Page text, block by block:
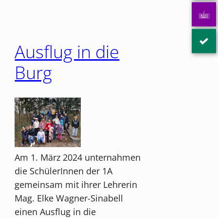
Ausflug in die
Burg
Am 1. März 2024 unternahmen
die SchülerInnen der 1A
gemeinsam mit ihrer Lehrerin
Mag. Elke Wagner-Sinabell
einen Ausflug in die